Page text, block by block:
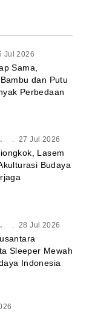
Jul 2026
Sama,
dan Putu
Perbedaan
. 27 Jul 2026
Lasem
Budaya
28 Jul 2026
Sleeper Mewah
Indonesia